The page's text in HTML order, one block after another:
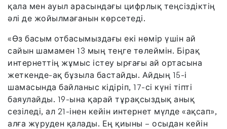
қала мен ауыл арасындағы цифрлық теңсіздіктің
әлі де жойылмағанын көрсетеді.
«Өз басым отбасымыздағы екі нөмір үшін ай
сайын шамамен 13 мың теңге төлеймін. Бірақ
интернеттің жұмыс істеу ырғағы ай ортасына
жеткенде-ақ бұзыла бастайды. Айдың 15-і
шамасында байланыс кідіріп, 17-сі күні тіпті
баяулайды. 19-ына қарай тұрақсыздық анық
сезіледі, ал 21-інен кейін интернет мүлде «ақсап»,
алға жүруден қалады. Ең қиыны – осыдан кейін